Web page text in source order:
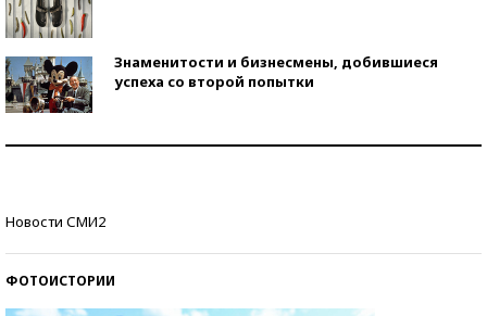
Знаменитости и бизнесмены, добившиеся
успеха со второй попытки
Новости СМИ2
ФОТОИСТОРИИ